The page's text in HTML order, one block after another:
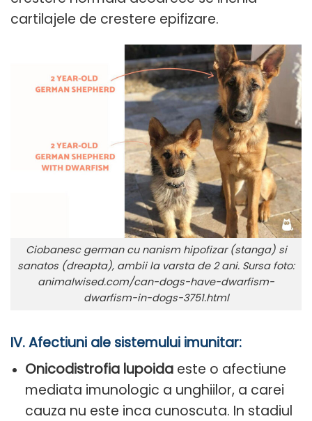
cartilajele de crestere epifizare.
Ciobanesc german cu nanism hipofizar (stanga) si
sanatos (dreapta), ambii la varsta de 2 ani. Sursa foto:
animalwised.com/can-dogs-have-dwarfism-
dwarfism-in-dogs-3751.html
IV. Afectiuni ale sistemului imunitar:
Onicodistrofia lupoidaeste o afectiune
mediata imunologic a unghiilor, a carei
cauza nu este inca cunoscuta. In stadiul